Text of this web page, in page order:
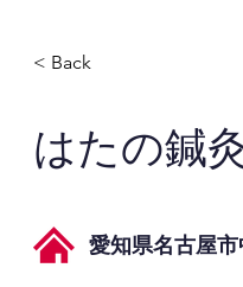
< Back
はたの鍼
愛知県名古屋